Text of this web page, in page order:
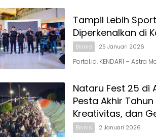
Tampil Lebih
Diperkenalkan di
Bisnis 25 Januari 2026
Portal.id, KENDARI – Astra
Nataru Fest 25 di
Pesta Akhir
Kreativitas, dan
Bisnis 2 Januari 2026